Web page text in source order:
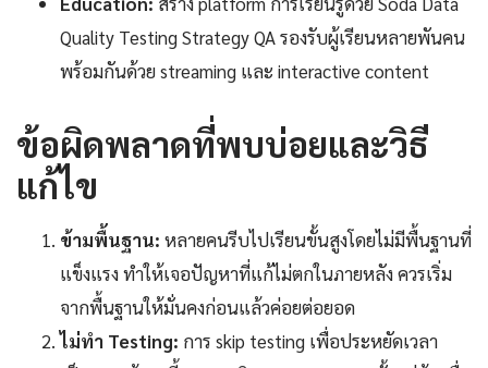
Quality Testing Strategy QA รองรับผู้เรียนหลายพันคน
พร้อมกันด้วย streaming และ interactive content
ข้อผิดพลาดที่พบบ่อยและวิธี
แก้ไข
ข้ามพื้นฐาน: หลายคนรีบไปเรียนขั้นสูงโดยไม่มีพื้นฐานที่
แข็งแรง ทำให้เจอปัญหาที่แก้ไม่ตกในภายหลัง ควรเริ่ม
จากพื้นฐานให้มั่นคงก่อนแล้วค่อยต่อยอด
ไม่ทำ Testing: การ skip testing เพื่อประหยัดเวลา